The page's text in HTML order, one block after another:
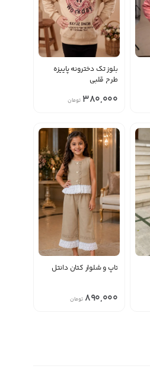
بلوز تک دخترونه پاییزه
طرح قلبی
380,000 تومان
تاپ و شلوار کتان دانتل
890,000 تومان